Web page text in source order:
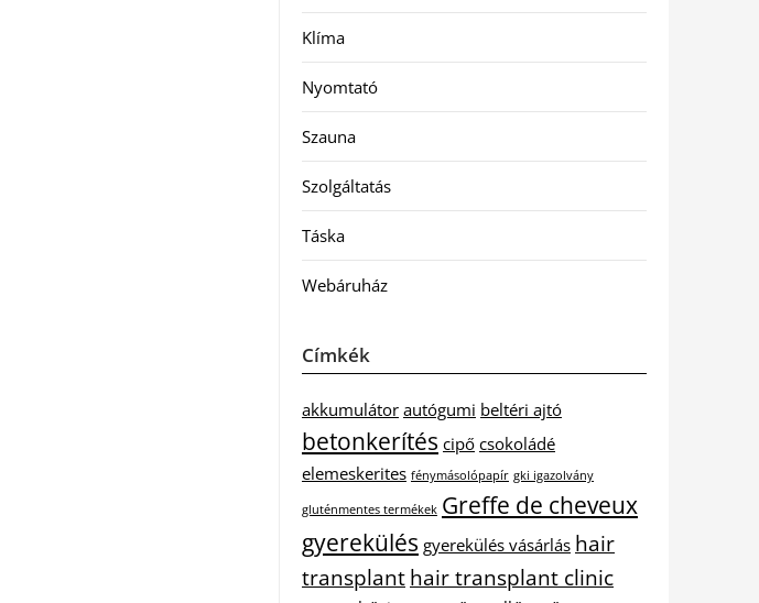
Klíma
Nyomtató
Szauna
Szolgáltatás
Táska
Webáruház
Címkék
akkumulátor autógumi beltéri ajtó
betonkerítés cipő csokoládé
elemeskerites fénymásolópapír gki igazolvány
gluténmentes termékek Greffe de cheveux
gyerekülés gyerekülés vásárlás hair
transplant hair transplant clinic